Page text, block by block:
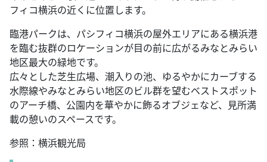
フィコ横浜の近くに位置します。
臨港パークは、パシフィコ横浜の屋外エリアにある横浜港
を臨む抜群のロケーションが目の前に広がるみなとみらい
地区最大の緑地です。
広々とした芝生広場、潮入りの池、ゆるやかにカーブする
水際線やみなとみらい地区のビル群を望むベストスポット
のアーチ橋、公園内を華やかに飾るオブジェなど、見所満
載の憩いのスペースです。
参照：横浜観光局